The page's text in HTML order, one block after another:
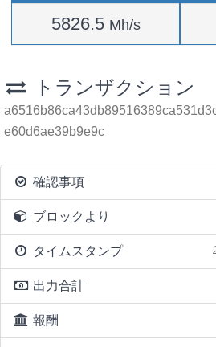
5826.5 Mh/s
トランザクション
e60d6ae39b9e9c
確認事項
ブロックより
タイムスタンプ
出力合計
報酬